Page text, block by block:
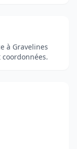
à Gravelines
coordonnées.